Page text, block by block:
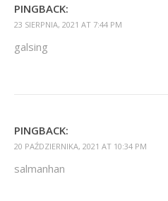
PINGBACK:
23 SIERPNIA, 2021 AT 7:44 PM
galsing
PINGBACK:
20 PAŹDZIERNIKA, 2021 AT 10:34 PM
salmanhan